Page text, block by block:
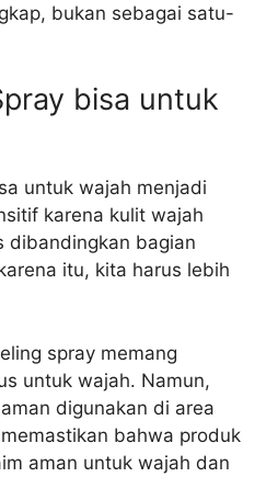
bukan sebagai satu-
bisa untuk
untuk wajah menjadi
karena kulit wajah
dibandingkan bagian
itu, kita harus lebih
spray memang
untuk wajah. Namun,
digunakan di area
bahwa produk
aman untuk wajah dan